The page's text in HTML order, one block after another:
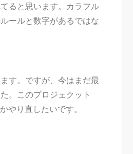
ると思います。カラフル
ールと数字があるではな
す。ですが、今はまだ最
。このプロジェクット
やり直したいです。